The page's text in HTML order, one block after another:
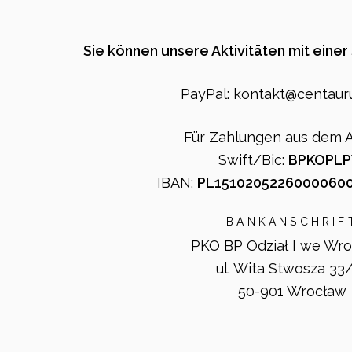
Sie können unsere Aktivitäten mit
PayPal:
Für Zahlungen aus dem
Swift/Bic:
IBAN:
PKO BP Odział I we
ul. Wita Stwosza
50-901 Wrocław